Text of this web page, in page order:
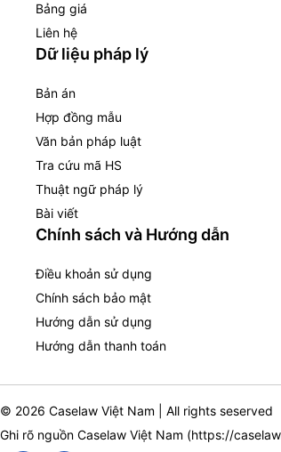
Bảng giá
Liên hệ
Dữ liệu pháp lý
Bản án
Hợp đồng mẫu
Văn bản pháp luật
Tra cứu mã HS
Thuật ngữ pháp lý
Bài viết
Chính sách và Hướng dẫn
Điều khoản sử dụng
Chính sách bảo mật
Hướng dẫn sử dụng
Hướng dẫn thanh toán
© 2026 Caselaw Việt Nam | All rights seserved
Ghi rõ nguồn Caselaw Việt Nam (https://